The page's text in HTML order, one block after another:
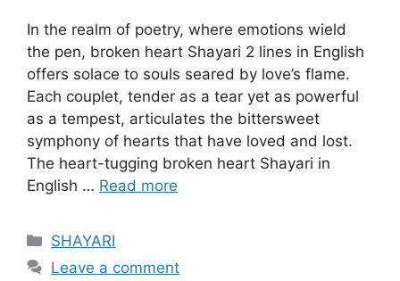
In the realm of poetry, where emotions wield
the pen, broken heart Shayari 2 lines in English
offers solace to souls seared by love’s flame.
Each couplet, tender as a tear yet as powerful
as a tempest, articulates the bittersweet
symphony of hearts that have loved and lost.
The heart-tugging broken heart Shayari in
English … Read more
Categories
SHAYARI
Leave a comment